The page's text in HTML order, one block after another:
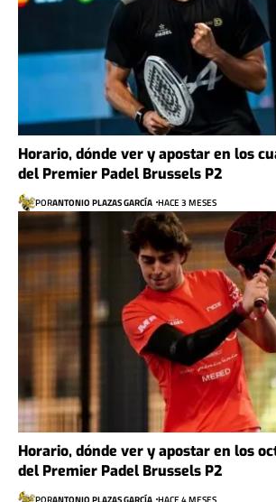
Horario, dónde ver y apostar en los
del Premier Padel Brussels P2
PORANTONIO PLAZAS GARCÍA HACE 3 MESES
Horario, dónde ver y apostar en los
del Premier Padel Brussels P2